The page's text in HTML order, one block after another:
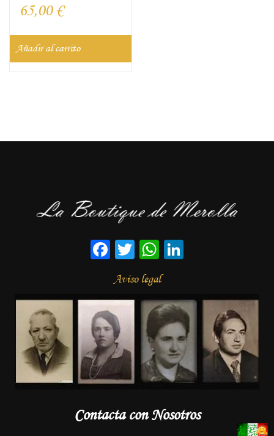
65,00 €
Añadir al carrito
Facebook
TwitterWhatsApp
Aviso legal
Contacta con Nosotros